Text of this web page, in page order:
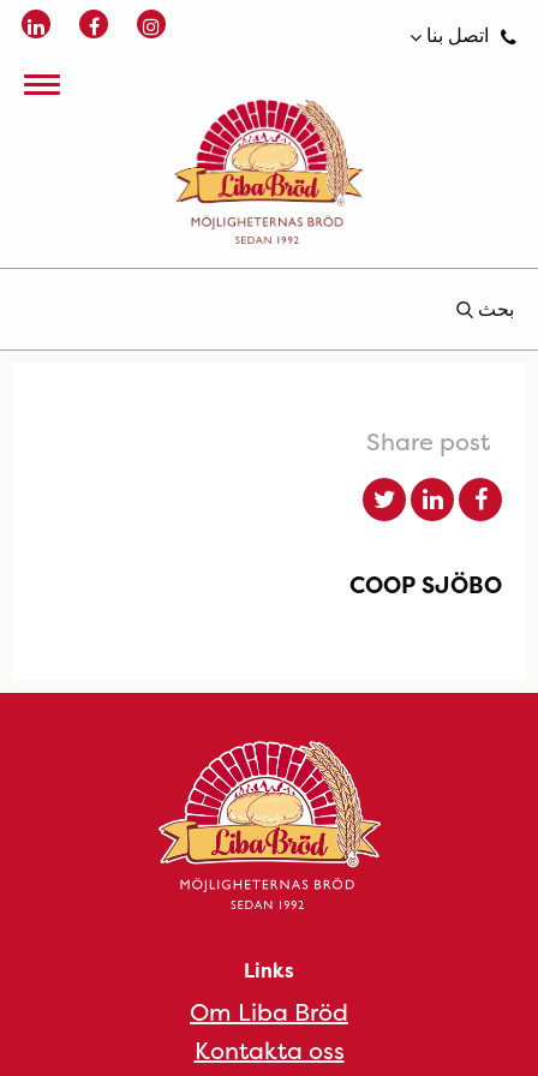
اتصل بنا
بحث
Share post
COOP SJÖBO
Links
Om Liba Bröd
Kontakta oss